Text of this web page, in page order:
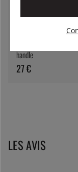
handle
27 €
LES AVIS